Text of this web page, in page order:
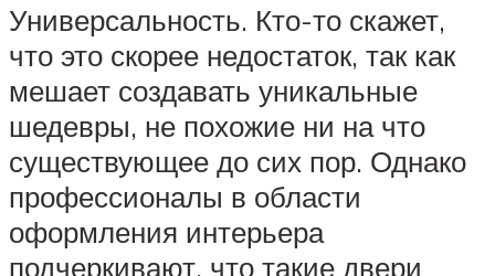
Универсальность. Кто-то скажет,
что это скорее недостаток, так как
мешает создавать уникальные
шедевры, не похожие ни на что
существующее до сих пор. Однако
профессионалы в области
оформления интерьера
подчеркивают, что такие двери